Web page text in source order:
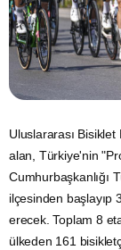
Uluslararası Bisiklet
alan, Türkiye'nin
Cumhurbaşkanlığı
ilçesinden başlayıp
erecek. Toplam 8
ülkeden 161